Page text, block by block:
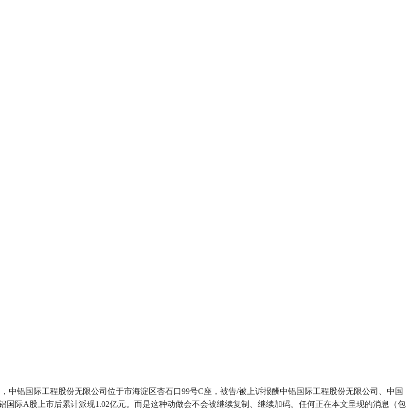
铝国际工程股份无限公司位于市海淀区杏石口99号C座，被告/被上诉报酬中铝国际工程股份无限公司、中国
际A股上市后累计派现1.02亿元。而是这种动做会不会被继续复制、继续加码。任何正在本文呈现的消息（包